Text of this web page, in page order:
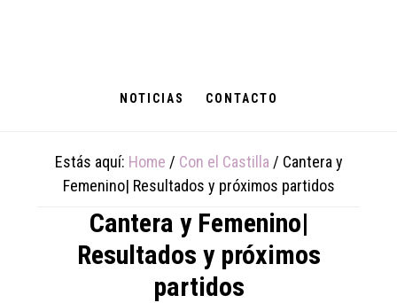
NOTICIAS CONTACTO
Estás aquí: Home / Con el Castilla / Cantera y
Femenino| Resultados y próximos partidos
Cantera y Femenino|
Resultados y próximos
partidos